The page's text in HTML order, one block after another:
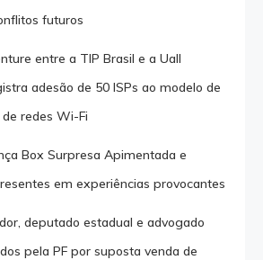
futuros
entre a TIP Brasil e a Uall
adesão de 50 ISPs ao modelo de
redes Wi-Fi
Box Surpresa Apimentada e
em experiências provocantes
deputado estadual e advogado
pela PF por suposta venda de